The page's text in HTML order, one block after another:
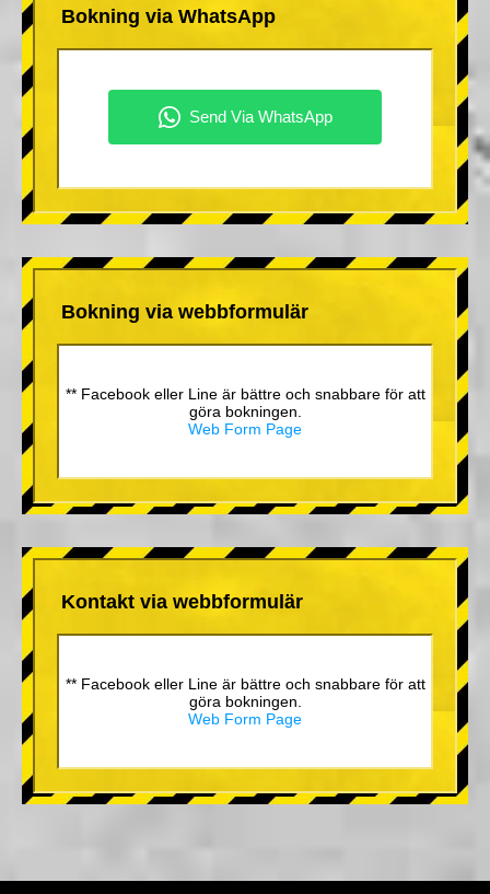
Bokning via WhatsApp
Bokning via webbformulär
** Facebook eller Line är bättre och snabbare för att
göra bokningen.
Web Form Page
Kontakt via webbformulär
** Facebook eller Line är bättre och snabbare för att
göra bokningen.
Web Form Page